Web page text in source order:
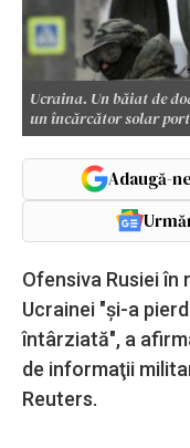
Ucraina. Un băiat de
un încărcător solar
Adaugă-
Ofensiva Rusiei în
Ucrainei "şi-a
întârziată", a
de informaţii
Reuters.